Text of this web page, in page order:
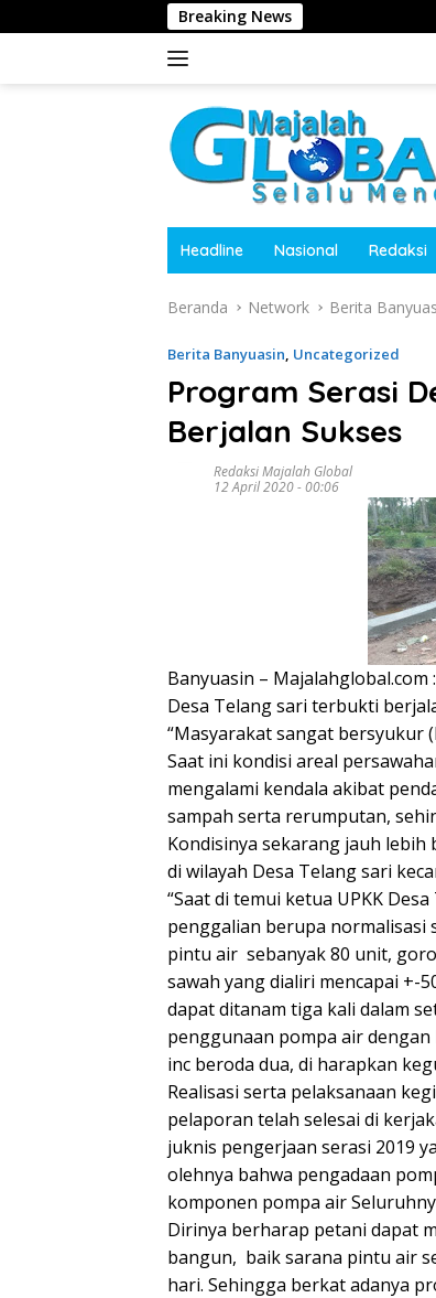
ke
Breaking News
Headline Nasional Redaksi
Beranda Network Berita
Berita Banyuasin, Uncategorized
Program Serasi
Berjalan Sukses
Redaksi Majalah Global
12 April 2020 - 00:06
Banyuasin – Majalahglobal.com
Desa Telang sari terbukti
“Masyarakat sangat bersyukur
Saat ini kondisi areal
mengalami kendala akibat
sampah serta rerumputan,
Kondisinya sekarang jauh
di wilayah Desa Telang sari
“Saat di temui ketua UPKK
penggalian berupa normalisasi
pintu air sebanyak 80 unit,
sawah yang dialiri mencapai +-
dapat ditanam tiga kali dalam
penggunaan pompa air
inc beroda dua, di harapkan
Realisasi serta pelaksanaan
pelaporan telah selesai di
juknis pengerjaan serasi 2019
olehnya bahwa pengadaan
komponen pompa air
Dirinya berharap petani dapat
bangun, baik sarana pintu air
hari. Sehingga berkat adanya